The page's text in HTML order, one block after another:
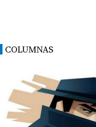
COLUMNAS